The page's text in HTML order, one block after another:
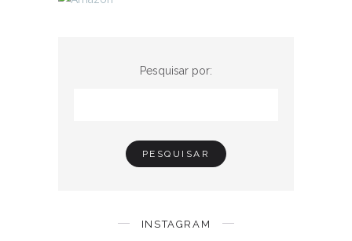
Pesquisar por:
INSTAGRAM